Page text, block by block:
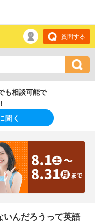
質問する
も相談可能で
聞く
んだろうって英語